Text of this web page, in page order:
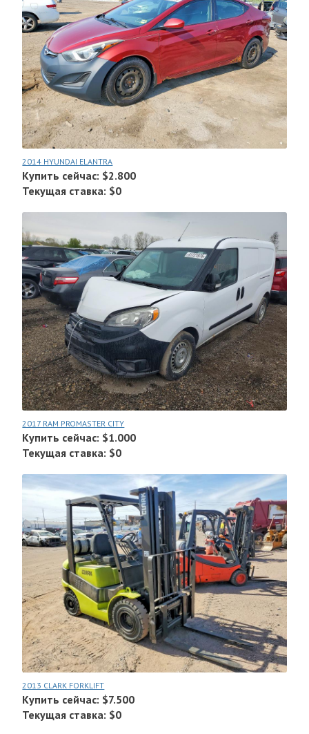
2014 HYUNDAI ELANTRA
Купить сейчас: $2.800
Текущая ставка: $0
2017 RAM PROMASTER CITY
Купить сейчас: $1.000
Текущая ставка: $0
2013 CLARK FORKLIFT
Купить сейчас: $7.500
Текущая ставка: $0